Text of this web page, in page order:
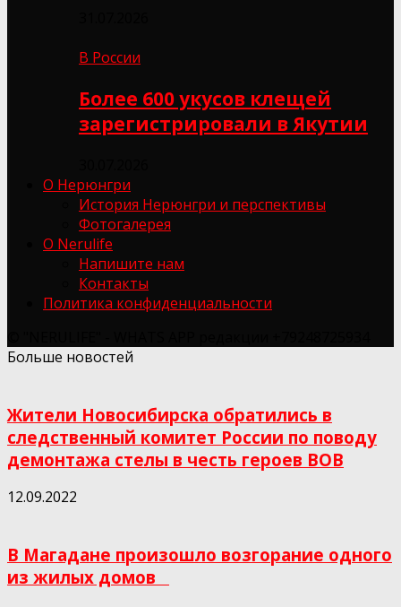
В России
Более 600 укусов клещей
зарегистрировали в Якутии
О Нерюнгри
История Нерюнгри и перспективы
Фотогалерея
О Nerulife
Напишите нам
Контакты
Политика конфиденциальности
Больше новостей
Жители Новосибирска обратились в
следственный комитет России по поводу
демонтажа стелы в честь героев ВОВ
12.09.2022
В Магадане произошло возгорание одного
из жилых домов